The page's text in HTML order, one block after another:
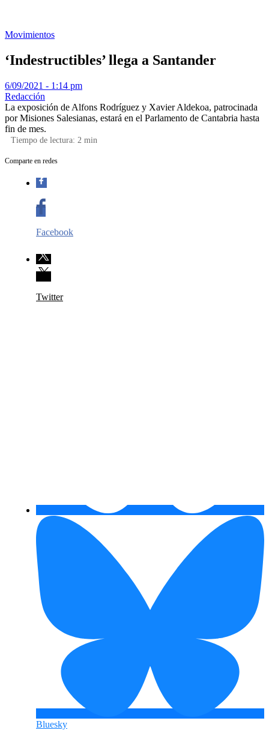
Movimientos
‘Indestructibles’ llega a Santander
6/09/2021 - 1:14 pm
Redacción
La exposición de Alfons Rodríguez y Xavier Aldekoa, patrocinada
por Misiones Salesianas, estará en el Parlamento de Cantabria hasta
fin de mes.
Tiempo de lectura: 2 min
Comparte en redes
Facebook
Twitter
Bluesky